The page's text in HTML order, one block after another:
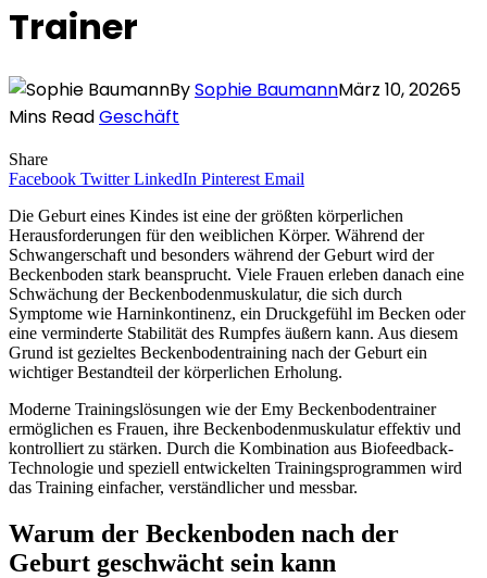
Trainer
BySophie BaumannMärz 10, 20265
Mins ReadGeschäft
Share
Facebook Twitter LinkedIn Pinterest Email
Die Geburt eines Kindes ist eine der größten körperlichen
Herausforderungen für den weiblichen Körper. Während der
Schwangerschaft und besonders während der Geburt wird der
Beckenboden stark beansprucht. Viele Frauen erleben danach eine
Schwächung der Beckenbodenmuskulatur, die sich durch
Symptome wie Harninkontinenz, ein Druckgefühl im Becken oder
eine verminderte Stabilität des Rumpfes äußern kann. Aus diesem
Grund ist gezieltes Beckenbodentraining nach der Geburt ein
wichtiger Bestandteil der körperlichen Erholung.
Moderne Trainingslösungen wie der Emy Beckenbodentrainer
ermöglichen es Frauen, ihre Beckenbodenmuskulatur effektiv und
kontrolliert zu stärken. Durch die Kombination aus Biofeedback-
Technologie und speziell entwickelten Trainingsprogrammen wird
das Training einfacher, verständlicher und messbar.
Warum der Beckenboden nach der
Geburt geschwächt sein kann